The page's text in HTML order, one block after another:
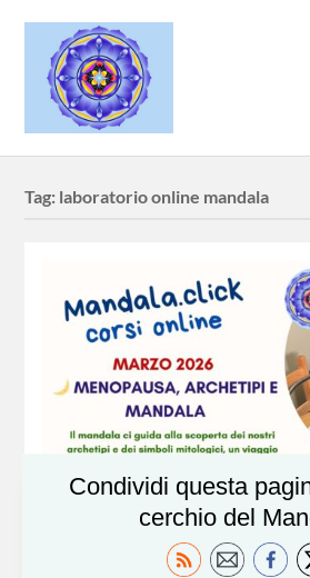
Tag: laboratorio online mandala
Condividi questa
cerchio del